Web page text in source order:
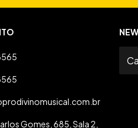
Gomes, 685, Sala 2,